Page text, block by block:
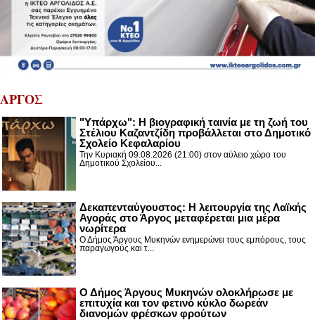
ΑΡΓΟΣ
"Υπάρχω": Η βιογραφική ταινία με τη ζωή του
Στέλιου Καζαντζίδη προβάλλεται στο Δημοτικό
Σχολείο Κεφαλαρίου
Την Κυριακή 09.08.2026 (21:00) στον αύλειο χώρο του
Δημοτικού Σχολείου...
Δεκαπενταύγουστος: H λειτουργία της Λαϊκής
Αγοράς στο Άργος μεταφέρεται μια μέρα
νωρίτερα
Ο Δήμος Άργους Μυκηνών ενημερώνει τους εμπόρους, τους
παραγωγούς και τ...
Ο Δήμος Άργους Μυκηνών ολοκλήρωσε με
επιτυχία και τον φετινό κύκλο δωρεάν
διανομών φρέσκων φρούτων